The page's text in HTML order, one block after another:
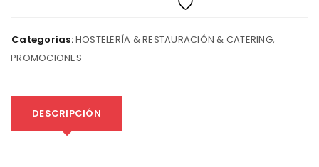
Categorías:HOSTELERÍA & RESTAURACIÓN & CATERING,
PROMOCIONES
DESCRIPCIÓN